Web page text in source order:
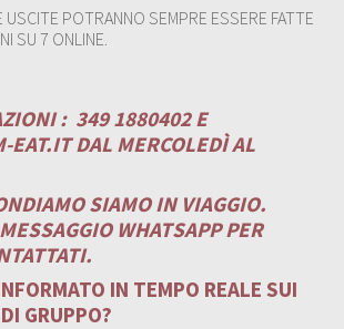
USCITE POTRANNO SEMPRE ESSERE FATTE
SU 7 ONLINE.
: 349 1880402 E
EAT.ITDAL MERCOLEDÌ AL
SIAMO IN VIAGGIO.
WHATSAPP PER
IN TEMPO REALE SUI
GRUPPO?